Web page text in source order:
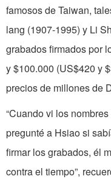
famosos de Taiwan,
lang (1907-1995) y Li
grabados firmados por
y $100.000 (US$420 y
precios de millones de
“Cuando vi los
pregunté a Hsiao si
firmar los grabados, él
contra el tiempo”,